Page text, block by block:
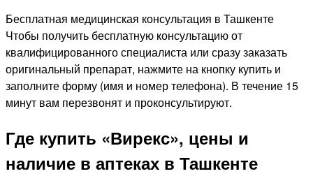
Бесплатная медицинская консультация в Ташкенте
Чтобы получить бесплатную консультацию от
квалифицированного специалиста или сразу заказать
оригинальный препарат, нажмите на кнопку купить и
заполните форму (имя и номер телефона). В течение 15
минут вам перезвонят и проконсультируют.
Где купить «Вирекс», цены и
наличие в аптеках в Ташкенте